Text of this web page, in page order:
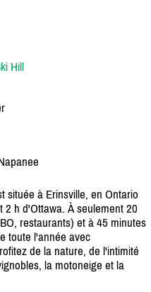
Hill
située à Erinsville, en Ontario
h d'Ottawa. À seulement 20
restaurants) et à 45 minutes
toute l'année avec
de la nature, de l'intimité
la motoneige et la